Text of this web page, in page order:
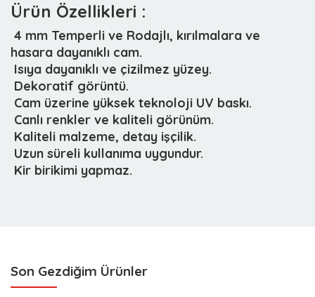
Ürün Özellikleri :
 4 mm Temperli ve Rodajlı, kırılmalara ve
hasara dayanıklı cam.
 Isıya dayanıklı ve çizilmez yüzey.
 Dekoratif görüntü.
 Cam üzerine yüksek teknoloji UV baskı.
 Canlı renkler ve kaliteli görünüm.
 Kaliteli malzeme, detay işçilik.
 Uzun süreli kullanıma uygundur.
 Kir birikimi yapmaz.
Son Gezdiğim Ürünler